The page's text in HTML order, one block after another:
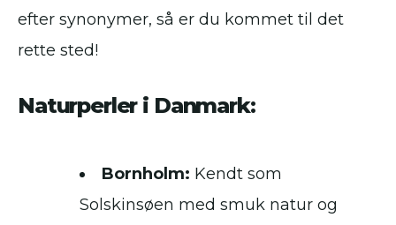
efter synonymer, så er du kommet til det
rette sted!
Naturperler i Danmark:
Bornholm: Kendt som
Solskinsøen med smuk natur og